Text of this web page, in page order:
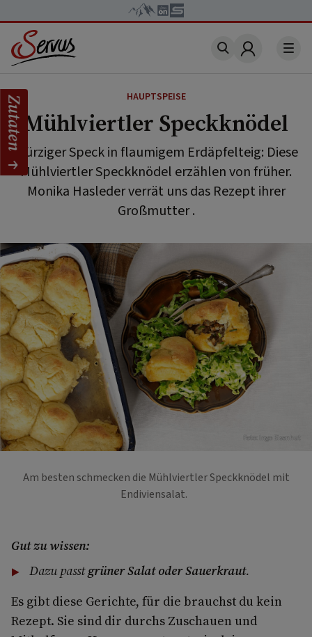
Account
HAUPTSPEISE
Mühlviertler Speckknödel
Würziger Speck in flaumigem Erdäpfelteig: Diese
Mühlviertler Speckknödel erzählen von früher.
Monika Hasleder verrät uns das Rezept ihrer
Großmutter .
Foto: Ingo Eisenhut
Am besten schmecken die Mühlviertler Speckknödel mit
Endiviensalat.
Gut zu wissen:
Dazu passtgrüner Salat oder Sauerkraut.
Es gibt diese Gerichte, für die brauchst du kein
Rezept. Sie sind dir durchs Zuschauen und
Zutaten